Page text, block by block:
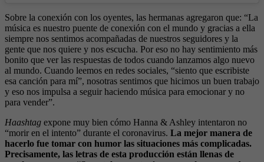
Sobre la conexión con los oyentes, las hermanas agregaron que: “La
música es nuestro puente de conexión con el mundo y gracias a ella
siempre nos sentimos acompañadas de nuestros seguidores y la
gente que nos quiere y nos escucha. Por eso no hay sentimiento más
bonito que ver las respuestas de todos cuando lanzamos algo nuevo
al mundo. Cuando leemos en redes sociales, “siento que escribiste
esa canción para mí”, nosotras sentimos que hicimos un buen trabajo
y eso nos impulsa a seguir haciendo música para emocionar y no
para vender”.
Haashtag expone muy bien cómo Hanna & Ashley intentaron no
“morir en el intento” durante el coronavirus. La mejor manera de
hacerlo fue tomar con humor las situaciones más complicadas.
Precisamente, las letras de esta producción están llenas de